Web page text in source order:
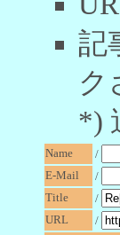
記
ク
*)
Name
/
E-Mail
/
Title
/
URL
/